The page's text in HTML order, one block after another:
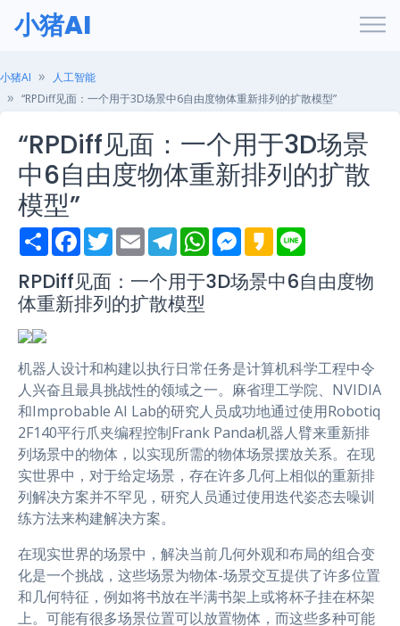
小猪AI
小猪AI
人工智能
“RPDiff见面：一个用于3D场景中6自由度物体重新排列的扩散模型”
“RPDiff见面：一个用于3D场景
中6自由度物体重新排列的扩散
模型”
S
h
r
e
F
a
e
b
o
T
w
t
e
E
m
i
T
e
e
g
r
W
h
t
s
M
e
s
e
K
a
a
o
e
RPDiff见面：一个用于3D场景中6自由度物
体重新排列的扩散模型
机器人设计和构建以执行日常任务是计算机科学工程中令
人兴奋且最具挑战性的领域之一。麻省理工学院、NVIDIA
和Improbable AI Lab的研究人员成功地通过使用Robotiq
2F140平行爪夹编程控制Frank Panda机器人臂来重新排
列场景中的物体，以实现所需的物体场景摆放关系。在现
实世界中，对于给定场景，存在许多几何上相似的重新排
列解决方案并不罕见，研究人员通过使用迭代姿态去噪训
练方法来构建解决方案。
在现实世界的场景中，解决当前几何外观和布局的组合变
化是一个挑战，这些场景为物体-场景交互提供了许多位置
和几何特征，例如将书放在半满书架上或将杯子挂在杯架
上。可能有很多场景位置可以放置物体，而这些多种可能